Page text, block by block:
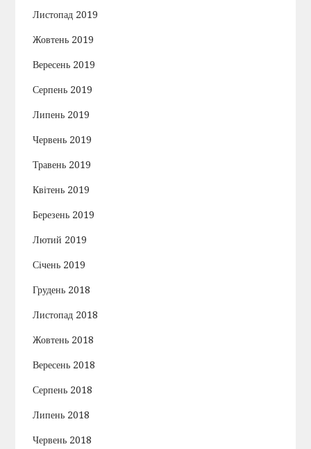
Листопад 2019
Жовтень 2019
Вересень 2019
Серпень 2019
Липень 2019
Червень 2019
Травень 2019
Квітень 2019
Березень 2019
Лютий 2019
Січень 2019
Грудень 2018
Листопад 2018
Жовтень 2018
Вересень 2018
Серпень 2018
Липень 2018
Червень 2018